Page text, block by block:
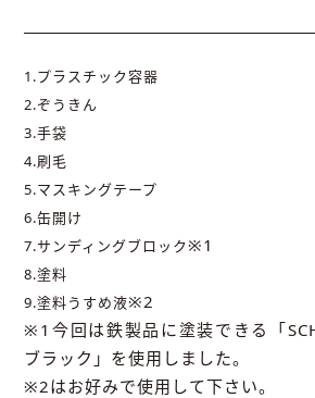
1.プラスチック容器
2.ぞうきん
3.手袋
4.刷毛
5.マスキングテープ
6.缶開け
7.サンディングブロック※1
8.塗料
9.塗料うすめ液※2
※1今回は鉄製品に塗装できる「
ブラック」を使用しました。
※2はお好みで使用して下さい。